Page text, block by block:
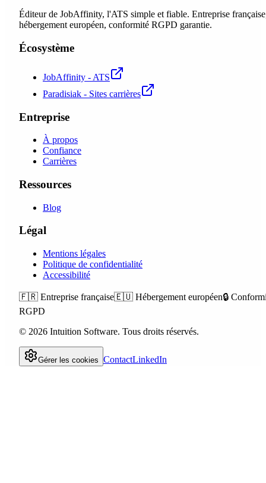
Éditeur de JobAffinity, l'ATS simple et fiable. Entreprise
hébergement européen, conformité RGPD garantie.
Écosystème
JobAffinity - ATS
Paradisiak - Sites carrières
Entreprise
À propos
Confiance
Carrières
Ressources
Blog
Légal
Mentions légales
Politique de confidentialité
Accessibilité
🇫🇷 Entreprise française🇪🇺 Hébergement européen🔒
RGPD
© 2026 Intuition Software. Tous droits réservés.
Gérer les cookies ContactLinkedIn